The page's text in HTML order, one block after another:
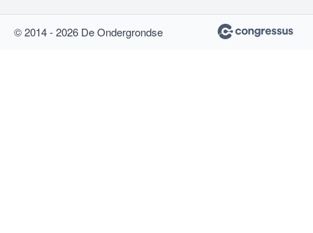
© 2014 - 2026 De Ondergrondse